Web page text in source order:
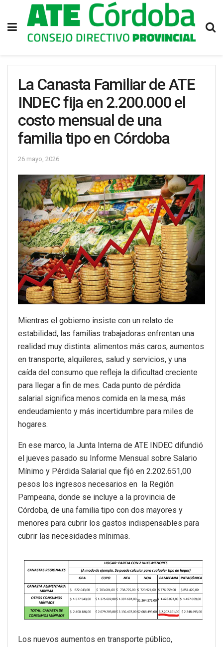
La Canasta Familiar de ATE
INDEC fija en 2.200.000 el
costo mensual de una
familia tipo en Córdoba
26 mayo, 2026
Mientras el gobierno insiste con un relato de
estabilidad, las familias trabajadoras enfrentan una
realidad muy distinta: alimentos más caros, aumentos
en transporte, alquileres, salud y servicios, y una
caída del consumo que refleja la dificultad creciente
para llegar a fin de mes. Cada punto de pérdida
salarial significa menos comida en la mesa, más
endeudamiento y más incertidumbre para miles de
hogares.
En ese marco, la Junta Interna de ATE INDEC difundió
el jueves pasado su Informe Mensual sobre Salario
Mínimo y Pérdida Salarial que fijó en 2.202.651,00
pesos los ingresos necesarios en la Región
Pampeana, donde se incluye a la provincia de
Córdoba, de una familia tipo con dos mayores y
menores para cubrir los gastos indispensables para
cubrir las necesidades mínimas.
Los nuevos aumentos en transporte público,